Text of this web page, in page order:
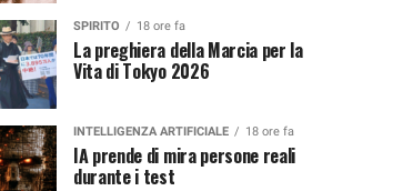
SPIRITO 18 ore fa
La preghiera della Marcia per la
Vita di Tokyo 2026
INTELLIGENZA ARTIFICIALE 18 ore fa
IA prende di mira persone reali
durante i test